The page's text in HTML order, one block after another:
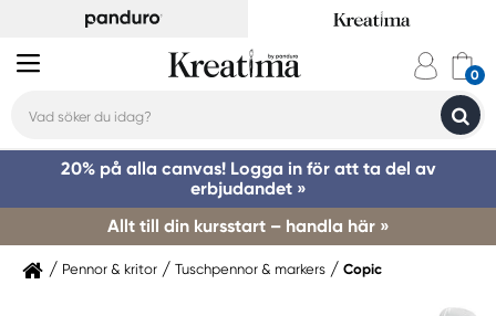
20% på alla canvas! Logga in för att ta del av
erbjudandet »
Allt till din kursstart – handla här »
Pennor & kritor Tuschpennor & markers Copic